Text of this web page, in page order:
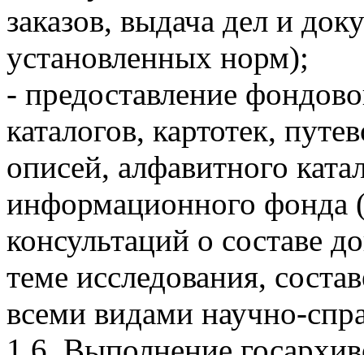
заказов, выдача дел и
установленных норм);
- предоставление
каталогов, картотек,
описей, алфавитного
информационного фонда
консультаций о составе
теме исследования,
всеми видами научно-